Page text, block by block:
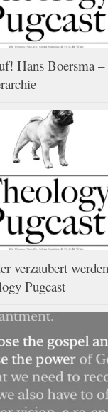
Hans Boersma –
verzaubert
Pugcast